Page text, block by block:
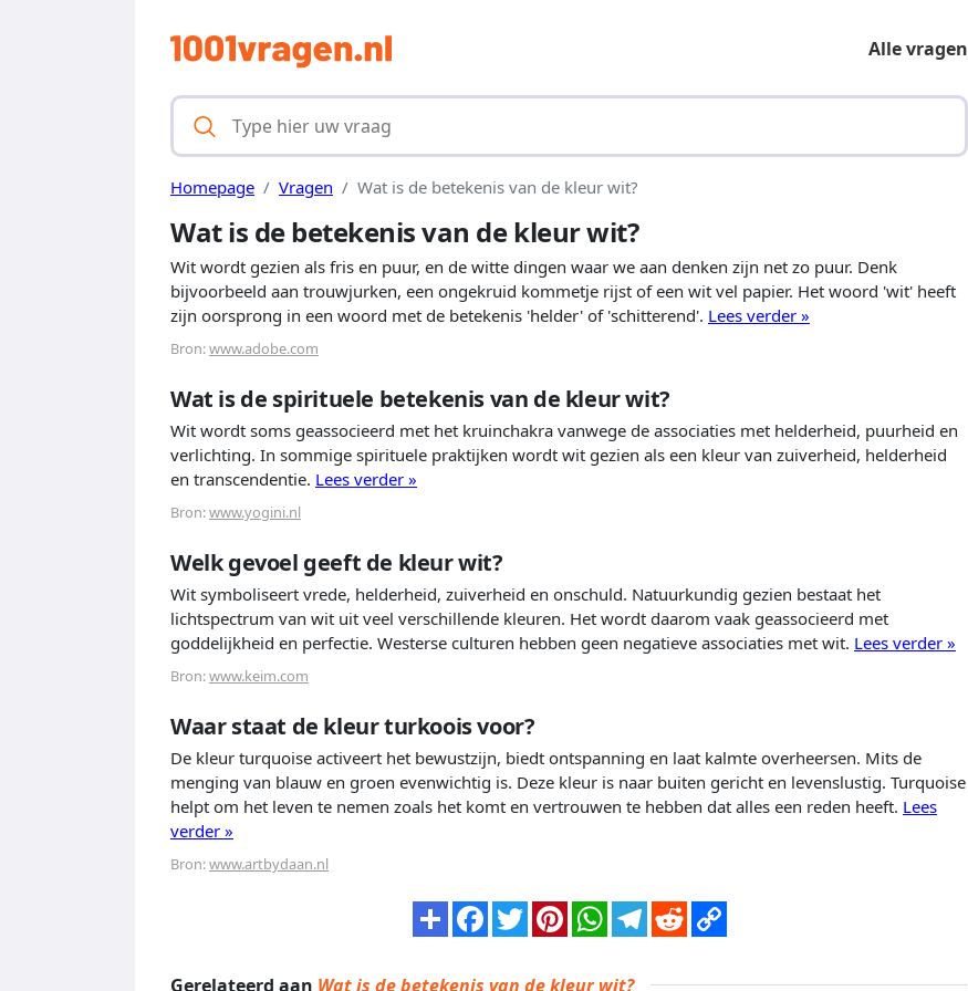
Alle vragen
Homepage Vragen Wat is de betekenis van de kleur wit?
Wat is de betekenis van de kleur wit?
Wit wordt gezien als fris en puur, en de witte dingen waar we aan denken zijn net zo puur. Denk
bijvoorbeeld aan trouwjurken, een ongekruid kommetje rijst of een wit vel papier. Het woord 'wit' heeft
zijn oorsprong in een woord met de betekenis 'helder' of 'schitterend'. Lees verder »
Bron:www.adobe.com
Wat is de spirituele betekenis van de kleur wit?
Wit wordt soms geassocieerd met het kruinchakra vanwege de associaties met helderheid, puurheid en
verlichting. In sommige spirituele praktijken wordt wit gezien als een kleur van zuiverheid, helderheid
en transcendentie. Lees verder »
Bron:www.yogini.nl
Welk gevoel geeft de kleur wit?
Wit symboliseert vrede, helderheid, zuiverheid en onschuld. Natuurkundig gezien bestaat het
lichtspectrum van wit uit veel verschillende kleuren. Het wordt daarom vaak geassocieerd met
goddelijkheid en perfectie. Westerse culturen hebben geen negatieve associaties met wit. Lees verder »
Bron:www.keim.com
Waar staat de kleur turkoois voor?
De kleur turquoise activeert het bewustzijn, biedt ontspanning en laat kalmte overheersen. Mits de
menging van blauw en groen evenwichtig is. Deze kleur is naar buiten gericht en levenslustig. Turquoise
helpt om het leven te nemen zoals het komt en vertrouwen te hebben dat alles een reden heeft. Lees
verder »
Bron:www.artbydaan.nl
Gerelateerd aan Wat is de betekenis van de kleur wit?